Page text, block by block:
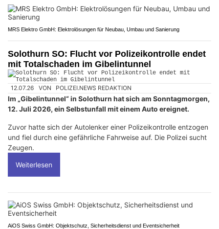
MRS Elektro GmbH: Elektrolösungen für Neubau, Umbau und Sanierung
Solothurn SO: Flucht vor Polizeikontrolle endet
mit Totalschaden im Gibelintunnel
12.07.26 VON POLIZEI.NEWS REDAKTION
Im „Gibelintunnel“ in Solothurn hat sich am Sonntagmorgen,
12. Juli 2026, ein Selbstunfall mit einem Auto ereignet.
Zuvor hatte sich der Autolenker einer Polizeikontrolle entzogen
und fiel durch eine gefährliche Fahrweise auf. Die Polizei sucht
Zeugen.
Weiterlesen
AiOS Swiss GmbH: Objektschutz, Sicherheitsdienst und Eventsicherheit